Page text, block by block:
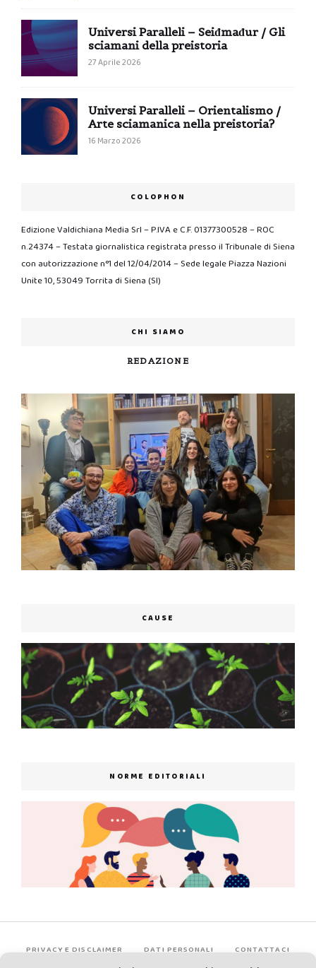
Universi Paralleli – Seiđmađur / Gli
sciamani della preistoria
27 Aprile 2026
Universi Paralleli – Orientalismo /
Arte sciamanica nella preistoria?
16 Marzo 2026
COLOPHON
Edizione Valdichiana Media Srl – P.IVA e C.F. 01377300528 – ROC
n.24374 – Testata giornalistica registrata presso il Tribunale di Siena
con autorizzazione n°1 del 12/04/2014 – Sede legale Piazza Nazioni
Unite 10, 53049 Torrita di Siena (SI)
CHI SIAMO
REDAZIONE
CAUSE
NORME EDITORIALI
PRIVACY E DISCLAIMER DATI PERSONALI CONTATTACI